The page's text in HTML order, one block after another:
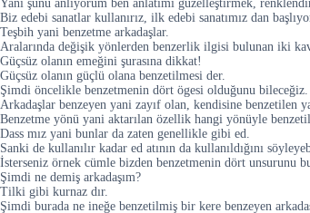
Yani şunu anlıyorum ben anlatımı güzelleştirmek,
Biz edebi sanatlar kullanırız, ilk edebi sanatımız dan
Teşbih yani benzetme arkadaşlar.
Aralarında değişik yönlerden benzerlik ilgisi bulunan iki
Güçsüz olanın emeğini şurasına dikkat!
Güçsüz olanın güçlü olana benzetilmesi der.
Şimdi öncelikle benzetmenin dört ögesi olduğunu bileceğiz.
Arkadaşlar benzeyen yani zayıf olan, kendisine benzetilen
Benzetme yönü yani aktarılan özellik hangi yönüyle
Dass mız yani bunlar da zaten genellikle gibi ed.
Sanki de kullanılır kadar ed atının da kullanıldığını
İsterseniz örnek cümle bizden benzetmenin dört unsurunu
Şimdi ne demiş arkadaşım?
Tilki gibi kurnaz dır.
Şimdi burada ne ineğe benzetilmiş bir kere benzeyen